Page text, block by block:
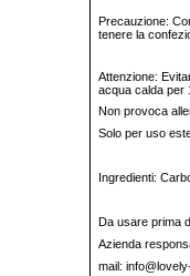
Precauzione:
tenere la
Attenzione:
acqua calda per
Non provoca
Solo per uso
Ingredienti:
Da usare prima
Azienda
mail: